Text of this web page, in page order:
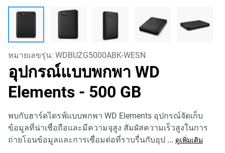
หมายเลขรุ่น: WDBUZG5000ABK-WESN
อุปกรณ์แบบพกพา WD
Elements - 500 GB
พบกับฮาร์ดไดรฟ์แบบพกพา WD Elements อุปกรณ์จัดเก็บ
ข้อมูลที่น่าเชื่อถือและมีความจุสูง สัมผัสความเร็วสูงในการ
ถ่ายโอนข้อมูลและการเชื่อมต่อที่ราบรื่นกับอุป ... ดูเพิ่มเติม